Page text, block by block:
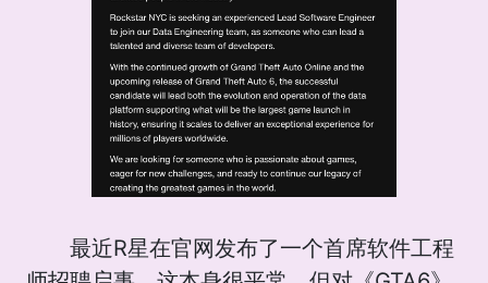
最近R星在官网发布了一个首席软件工程